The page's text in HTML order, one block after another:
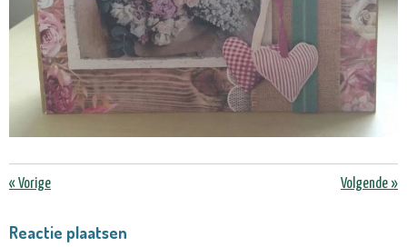
«Vorige Volgende »
Reactie plaatsen